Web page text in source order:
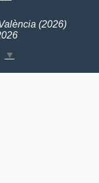
(2026)
▼